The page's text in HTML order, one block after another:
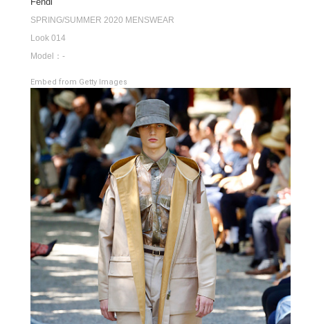
SPRING/SUMMER 2020 MENSWEAR
Look 014
Model：-
Embed from Getty Images